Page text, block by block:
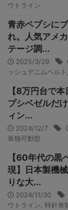
ウトライン
青赤ペプシに
れ。人気アメ
テージ調...
2025/3/29
ッシュデニムベルト
【8万円台で
プシベゼルだ
ィン...
2024/12/7
単独可動型
【60年代の黒
現】日本製機
りな大...
2024/11/30
ウトライン
時針単